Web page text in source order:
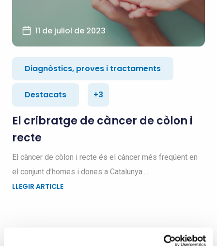
11 de juliol de 2023
Diagnòstics, proves i tractaments
Destacats +3
El cribratge de càncer de còlon i
recte
El càncer de còlon i recte és el càncer més freqüent en
el conjunt d’homes i dones a Catalunya....
LLEGIR ARTICLE